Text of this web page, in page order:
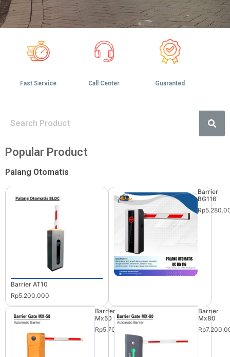
Fast Service Call Center Guaranted
Popular Product
Palang Otomatis
Barrier AT10
Rp5.200.000
Barrier
BG116
Barrier
Mx50
Rp5.700.000
Barrier
Mx80